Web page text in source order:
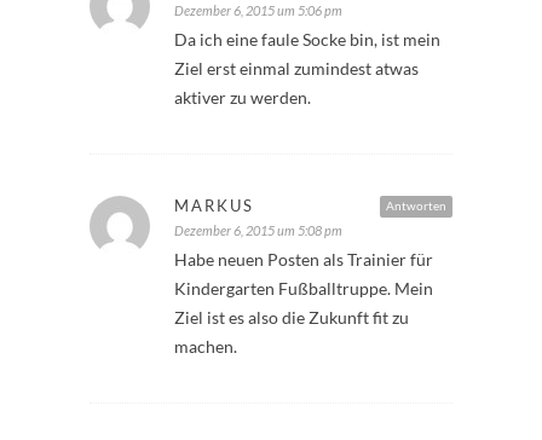
Dezember 6, 2015 um 5:06 pm
Da ich eine faule Socke bin, ist mein
Ziel erst einmal zumindest atwas
aktiver zu werden.
Antworten
MARKUS
Dezember 6, 2015 um 5:08 pm
Habe neuen Posten als Trainier für
Kindergarten Fußballtruppe. Mein
Ziel ist es also die Zukunft fit zu
machen.